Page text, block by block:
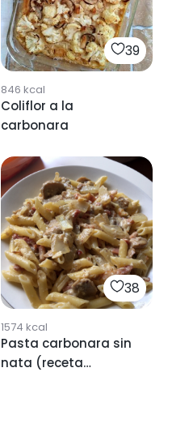
39
846 kcal
Coliflor a la
carbonara
38
1574 kcal
Pasta carbonara sin
nata (receta